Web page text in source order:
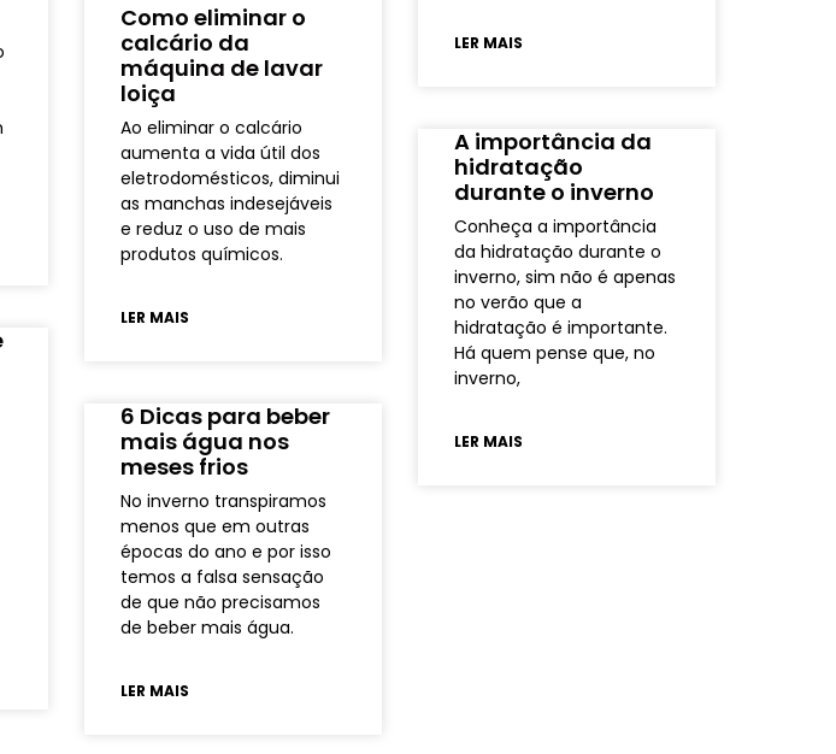
Como eliminar o
calcário da
máquina de lavar
loiça
Ao eliminar o calcário
aumenta a vida útil dos
eletrodomésticos, diminui
as manchas indesejáveis
e reduz o uso de mais
produtos químicos.
LER MAIS
LER MAIS
6 Dicas para beber
mais água nos
meses frios
No inverno transpiramos
menos que em outras
épocas do ano e por isso
temos a falsa sensação
de que não precisamos
de beber mais água.
LER MAIS
A importância da
hidratação
durante o inverno
Conheça a importância
da hidratação durante o
inverno, sim não é apenas
no verão que a
hidratação é importante.
Há quem pense que, no
inverno,
LER MAIS